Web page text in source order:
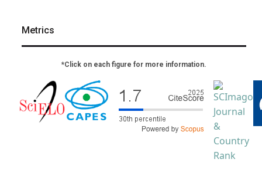
Metrics
*Click on each figure for more information.